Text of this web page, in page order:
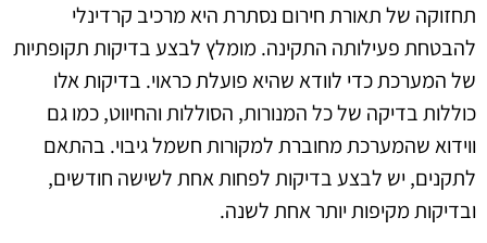
תחזוקה של תאורת חירום נסתרת היא מרכיב קרדינלי
להבטחת פעילותה התקינה. מומלץ לבצע בדיקות תקופתיות
של המערכת כדי לוודא שהיא פועלת כראוי. בדיקות אלו
כוללות בדיקה של כל המנורות, הסוללות והחיווט, כמו גם
ווידוא שהמערכת מחוברת למקורות חשמל גיבוי. בהתאם
לתקנים, יש לבצע בדיקות לפחות אחת לשישה חודשים,
ובדיקות מקיפות יותר אחת לשנה.